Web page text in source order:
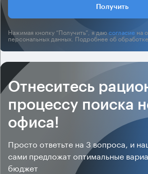
Получить
Нажимая кнопку “Получить”, я даюсогласие на
персональных данных. Подробнее об
Отнеситесь
процессу поиска
офиса!
Просто ответьте на 3 вопроса, и
сами предложат оптимальные
бюджет